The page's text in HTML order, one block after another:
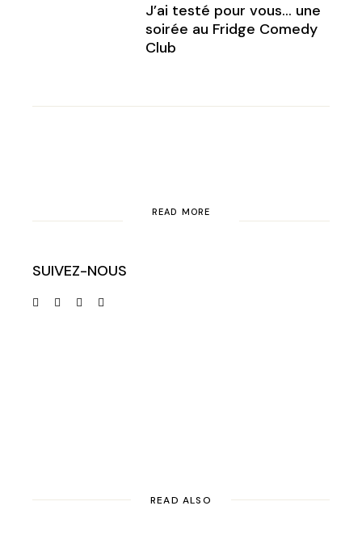
J’ai testé pour vous… une
soirée au Fridge Comedy
Club
READ MORE
SUIVEZ-NOUS
READ ALSO